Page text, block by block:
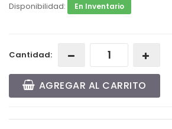
Disponibilidad: En Inventario
Cantidad:
AGREGAR AL CARRITO